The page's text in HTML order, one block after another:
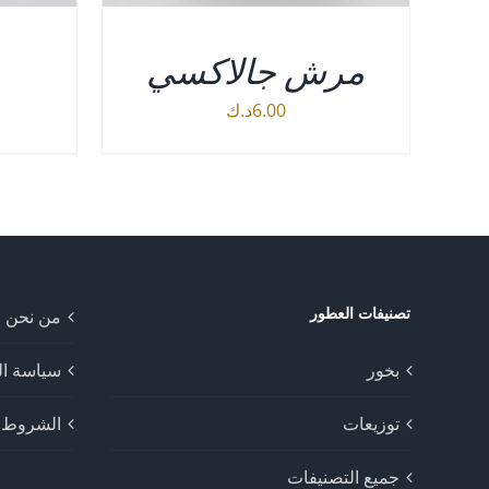
مرش جالاكسي
6.00د.ك
تصنيفات العطور
بخور
توزيعات
جميع التصنيفات
من نحن
سياسة
الشروط